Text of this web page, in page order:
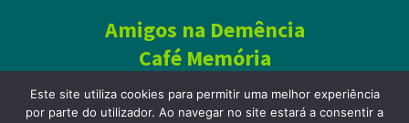
Amigos na Demência
Café Memória
Política de Privacidade
Este site utiliza cookies para permitir uma melhor experiência
por parte do utilizador. Ao navegar no site estará a consentir a